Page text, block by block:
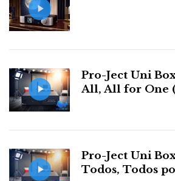
Calha de ajustamento da cabeceira
dos auriculares com quatro posições
Mãos na massa
Os The Composer são fornecidos
de cabos, incluindo com
mm (até que enfim, uma marca
deles!).
Pro-Ject Uni
All, All for One
Pro-Ject Uni
Todos, Todos